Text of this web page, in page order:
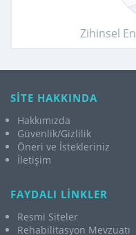
Zihinsel
SİTE HAKKINDA
Hakkımızda
Güvenlik/Gizlilik
Öneri ve İstekleriniz
İletişim
FAYDALI LİNKLER
Resmi Siteler
Rehabilitasyon Mevzuatı